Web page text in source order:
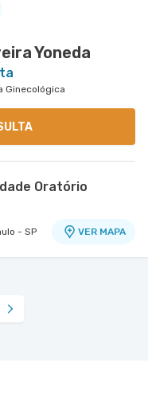
Yoneda
Ginecológica
Oratório
- SP VER MAPA